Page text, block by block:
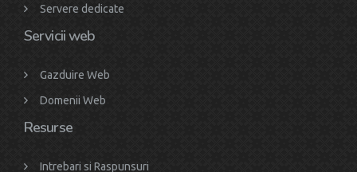
Servere dedicate
Servicii web
Gazduire Web
Domenii Web
Resurse
Intrebari si Raspunsuri